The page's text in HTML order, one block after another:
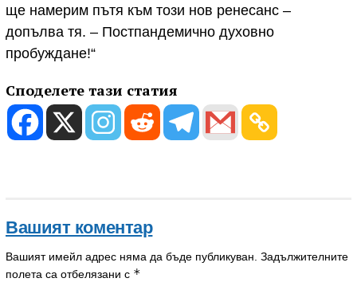
ще намерим пътя към този нов ренесанс –
допълва тя. – Постпандемично духовно
пробуждане!“
Споделете тази статия
Вашият коментар
Вашият имейл адрес няма да бъде публикуван. Задължителните
полета са отбелязани с *